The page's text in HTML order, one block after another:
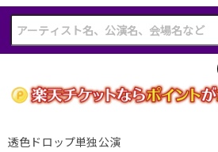
透色ドロップ単独公演